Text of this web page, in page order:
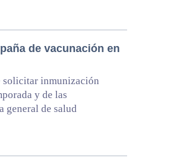
de vacunación en
solicitar inmunización
y de las
general de salud